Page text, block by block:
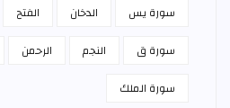
سورة يس
الدخان الفتح
سورة ق
النجم الرحمن
سورة الملك